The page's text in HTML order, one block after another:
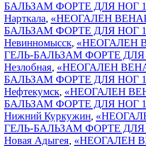
БАЛЬЗАМ ФОРТЕ ДЛЯ НОГ
Нарткала, «НЕОГАЛЕН
БАЛЬЗАМ ФОРТЕ ДЛЯ НОГ
Невинномысск, «НЕОГАЛЕН
ГЕЛЬ-БАЛЬЗАМ ФОРТЕ ДЛЯ
Незлобная, «НЕОГАЛЕН
БАЛЬЗАМ ФОРТЕ ДЛЯ НОГ
Нефтекумск, «НЕОГАЛЕН
БАЛЬЗАМ ФОРТЕ ДЛЯ НОГ
Нижний Куркужин,
ГЕЛЬ-БАЛЬЗАМ ФОРТЕ ДЛЯ
Новая Адыгея, «НЕОГАЛЕН